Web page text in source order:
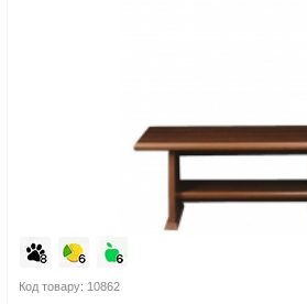
Код товару: 10862